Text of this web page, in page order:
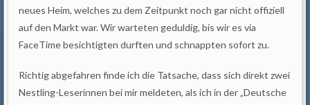
neues Heim, welches zu dem Zeitpunkt noch gar nicht offiziell
auf den Markt war. Wir warteten geduldig, bis wir es via
FaceTime besichtigten durften und schnappten sofort zu.
Richtig abgefahren finde ich die Tatsache, dass sich direkt zwei
Nestling-Leserinnen bei mir meldeten, als ich in der „Deutsche